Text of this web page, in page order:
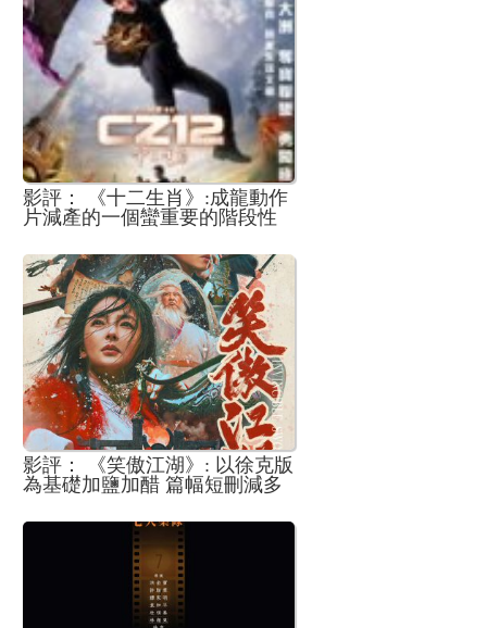
影評： 《十二生肖》:成龍動作
片減產的一個蠻重要的階段性
影評： 《笑傲江湖》: 以徐克版
為基礎加鹽加醋 篇幅短刪減多